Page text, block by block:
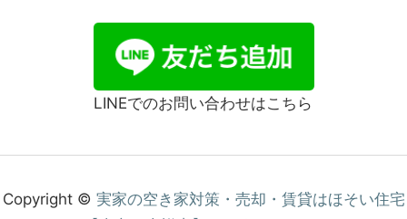
LINEでのお問い合わせはこちら
Copyright © 実家の空き家対策・売却・賃貸はほそい住宅